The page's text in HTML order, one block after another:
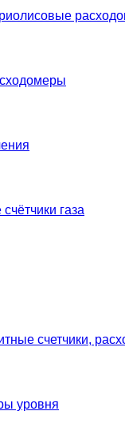
газа
счетчики,
уровня